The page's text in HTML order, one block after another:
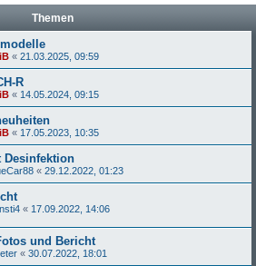
Themen
« 21.03.2025, 09:59
R
« 14.05.2024, 09:15
« 17.05.2023, 10:35
Desinfektion
« 29.12.2022, 01:23
« 17.09.2022, 14:06
und Bericht
« 30.07.2022, 18:01